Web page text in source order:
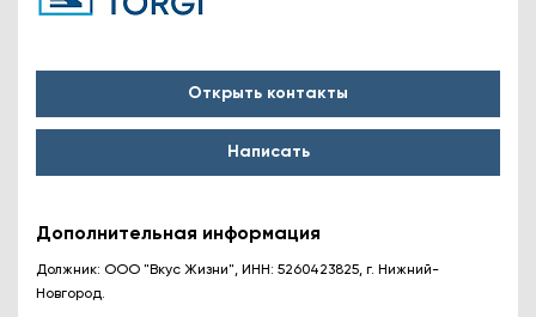
Открыть контакты
Написать
Дополнительная информация
Должник: ООО "Вкус Жизни", ИНН: 5260423825, г. Нижний-
Новгород.